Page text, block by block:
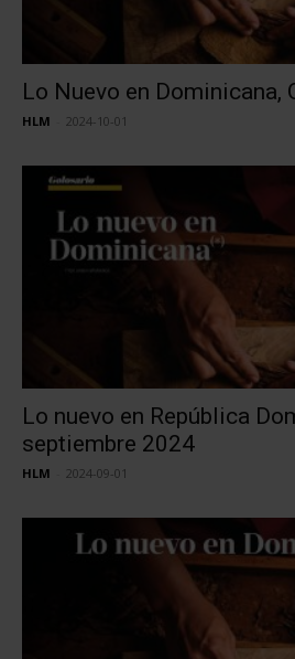
Lo Nuevo en Dominicana,
HLM 2024-10-01
Lo nuevo en República
septiembre 2024
HLM 2024-09-01